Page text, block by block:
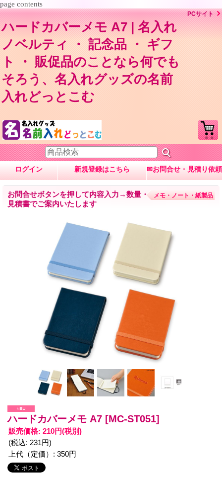
page contents
ハードカバーメモ A7 | 名入れ
ノベルティ ・ 記念品 ・ ギフ
ト ・ 販促品のことなら何でも
そろう、名入れグッズの名前
入れどっとこむ
PCサイト
ログイン 新規登録はこちら ✉お問合せ・見積り依頼
お問合せボタンを押して内容入力→数量・内容に応じて
見積書でご案内いたします
メモ・ノート・紙製品
ハードカバーメモ A7 [MC-ST051]
販売価格: 210円(税別)
(税込: 231円)
上代（定価） : 350円